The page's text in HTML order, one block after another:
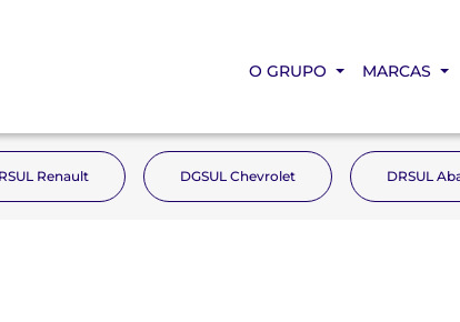
O GRUPO MARCAS
Renault DGSUL Chevrolet DRSUL